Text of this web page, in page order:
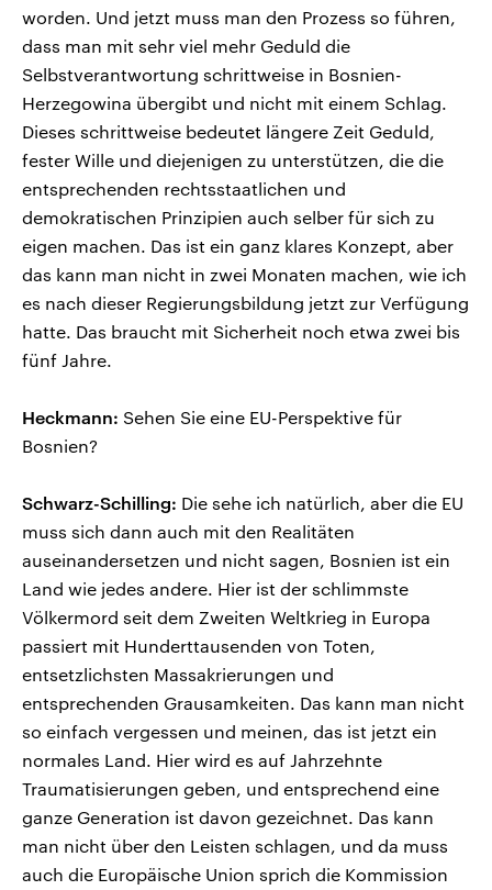
worden. Und jetzt muss man den Prozess so führen,
dass man mit sehr viel mehr Geduld die
Selbstverantwortung schrittweise in Bosnien-
Herzegowina übergibt und nicht mit einem Schlag.
Dieses schrittweise bedeutet längere Zeit Geduld,
fester Wille und diejenigen zu unterstützen, die die
entsprechenden rechtsstaatlichen und
demokratischen Prinzipien auch selber für sich zu
eigen machen. Das ist ein ganz klares Konzept, aber
das kann man nicht in zwei Monaten machen, wie ich
es nach dieser Regierungsbildung jetzt zur Verfügung
hatte. Das braucht mit Sicherheit noch etwa zwei bis
fünf Jahre.
Heckmann: Sehen Sie eine EU-Perspektive für
Bosnien?
Schwarz-Schilling: Die sehe ich natürlich, aber die EU
muss sich dann auch mit den Realitäten
auseinandersetzen und nicht sagen, Bosnien ist ein
Land wie jedes andere. Hier ist der schlimmste
Völkermord seit dem Zweiten Weltkrieg in Europa
passiert mit Hunderttausenden von Toten,
entsetzlichsten Massakrierungen und
entsprechenden Grausamkeiten. Das kann man nicht
so einfach vergessen und meinen, das ist jetzt ein
normales Land. Hier wird es auf Jahrzehnte
Traumatisierungen geben, und entsprechend eine
ganze Generation ist davon gezeichnet. Das kann
man nicht über den Leisten schlagen, und da muss
auch die Europäische Union sprich die Kommission